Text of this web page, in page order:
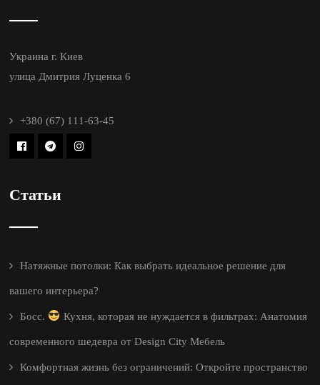
Украина г. Киев
улица Дмитрия Луценка 6
+380 (67) 111-63-45
Статьи
Натяжные потолки: Как выбрать идеальное решение для
вашего интерьера?
Босс. Кухня, которая не нуждается в фильтрах: Анатомия
современного шедевра от Design City Мебель
Комфортная жизнь без ограничений: Откройте пространство